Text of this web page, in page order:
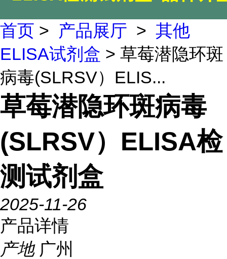
首页 > 产品展厅 > 其他
ELISA试剂盒 > 草莓潜隐环斑
病毒(SLRSV）ELIS...
草莓潜隐环斑病毒
(SLRSV）ELISA检
测试剂盒
2025-11-26
产品详情
产地 广州